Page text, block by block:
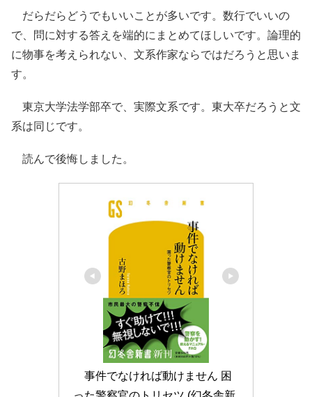
だらだらどうでもいいことが多いです。数行でいいの
で、問に対する答えを端的にまとめてほしいです。論理的
に物事を考えられない、文系作家ならではだろうと思いま
す。
東京大学法学部卒で、実際文系です。東大卒だろうと文
系は同じです。
読んで後悔しました。
事件でなければ動けません 困